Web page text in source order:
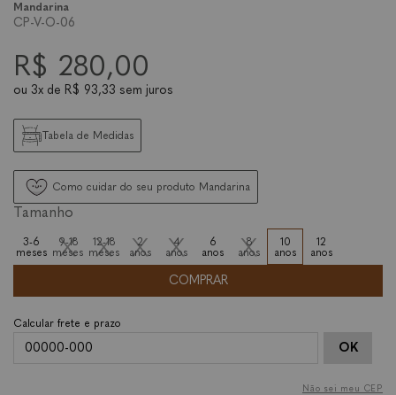
Mandarina
CP-V-O-06
R$ 280,00
ou 3x de R$ 93,33 sem juros
Tabela de Medidas
Como cuidar do seu produto Mandarina
Tamanho
3-6
meses
9-18
meses
12-18
meses
2
anos
4
anos
6
anos
8
anos
10
anos
12
anos
COMPRAR
OK
Não sei meu CEP